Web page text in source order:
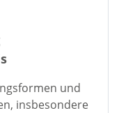
und
insbesondere